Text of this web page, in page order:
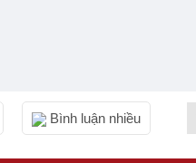
Bình luận nhiều